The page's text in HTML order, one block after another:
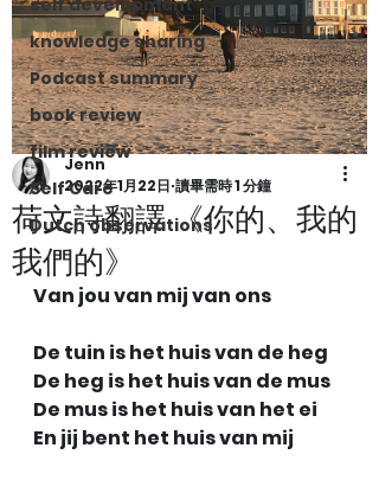
self development
knowledge sharing
Podcast summary
book review
film review
Self Care
Dutch observations
荷文詩翻譯 《你的、我的
我們的》
Jenn
2022年1月22日 讀畢需時 1 分鐘
Van jou van mij van ons
De tuin is het huis van de heg
De heg is het huis van de mus
De mus is het huis van het ei
En jij bent het huis van mij